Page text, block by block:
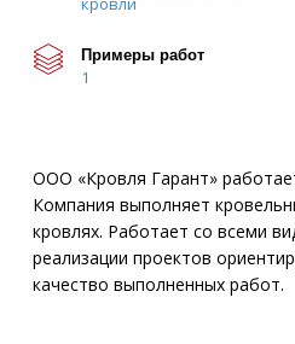
Примеры работ
1
ООО «Кровля Гарант»
Компания выполняет
кровлях. Работает со всеми
реализации проектов
качество выполненных работ.